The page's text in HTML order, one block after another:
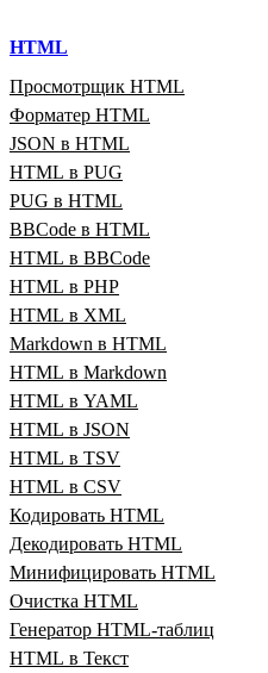
HTML
Просмотрщик HTML
Форматер HTML
JSON в HTML
HTML в PUG
PUG в HTML
BBCode в HTML
HTML в BBCode
HTML в PHP
HTML в XML
Markdown в HTML
HTML в Markdown
HTML в YAML
HTML в JSON
HTML в TSV
HTML в CSV
Кодировать HTML
Декодировать HTML
Минифицировать HTML
Очистка HTML
Генератор HTML‑таблиц
HTML в Текст